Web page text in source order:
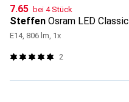
CHF
7.65 bei 4 Stück
Steffen Osram LED Classic
E14, 806 lm, 1x
2